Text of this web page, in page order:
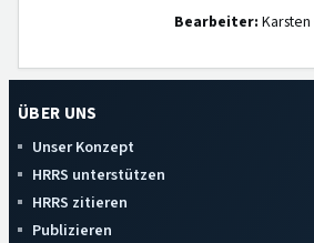
Bearbeiter:
ÜBER UNS
Unser Konzept
HRRS unterstützen
HRRS zitieren
Publizieren